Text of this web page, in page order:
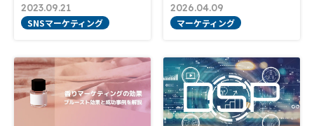
2023.09.21
SNSマーケティング
2026.04.09
マーケティング